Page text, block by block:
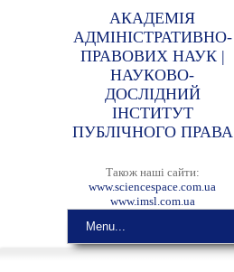
АКАДЕМІЯ
АДМІНІСТРАТИВНО-
ПРАВОВИХ НАУК |
НАУКОВО-
ДОСЛІДНИЙ
ІНСТИТУТ
ПУБЛІЧНОГО ПРАВА
Також наші сайти:
www.sciencespace.com.ua
www.imsl.com.ua
Menu...